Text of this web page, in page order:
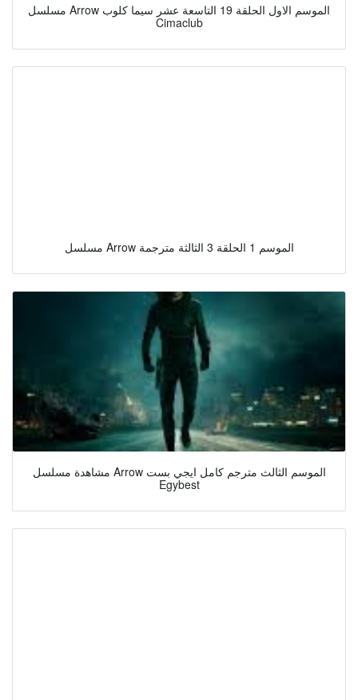
مسلسل Arrow الموسم الاول الحلقة 19 التاسعة عشر سيما كلوب
Cimaclub
مسلسل Arrow الموسم 1 الحلقة 3 الثالثة مترجمة
مشاهدة مسلسل Arrow الموسم الثالث مترجم كامل ايجي بست
Egybest